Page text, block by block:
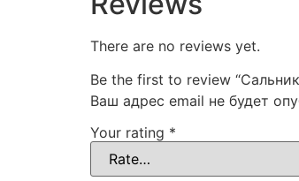
There are no reviews yet.
Be the first to review
Ваш адрес email не будет
Your rating *